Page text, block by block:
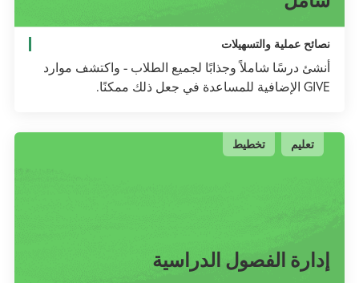
نصائح عملية والتسهيلات
أنشئ درسًا شاملاً وجذابًا لجميع الطلاب - واكتشف موارد
GIVE الإضافية للمساعدة في جعل ذلك ممكنًا.
تعليم تخطيط
إدارة الفصول الدراسية